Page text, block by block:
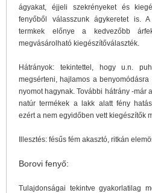
ágyakat, éjjeli szekrényeket és
fenyőből válasszunk ágykeretet is.
termkek előnye a kedvezőbb
megvásárolható kiegészítőválaszték.
Hátrányok: tekintettel, hogy u.n.
megsérteni, hajlamos a
nyomot hagynak. További hátrány -már
natúr termékek a lakk alatt fény
ezért a nem egyidőben vett kiegészítők
Illesztés: fésűs fém akasztó, ritkán
Borovi fenyő:
Tulajdonságai tekintve gyakorlatilag